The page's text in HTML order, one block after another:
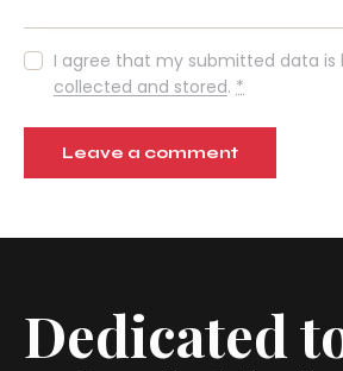
I agree that my submitted data is
collected and stored. *
Dedicated